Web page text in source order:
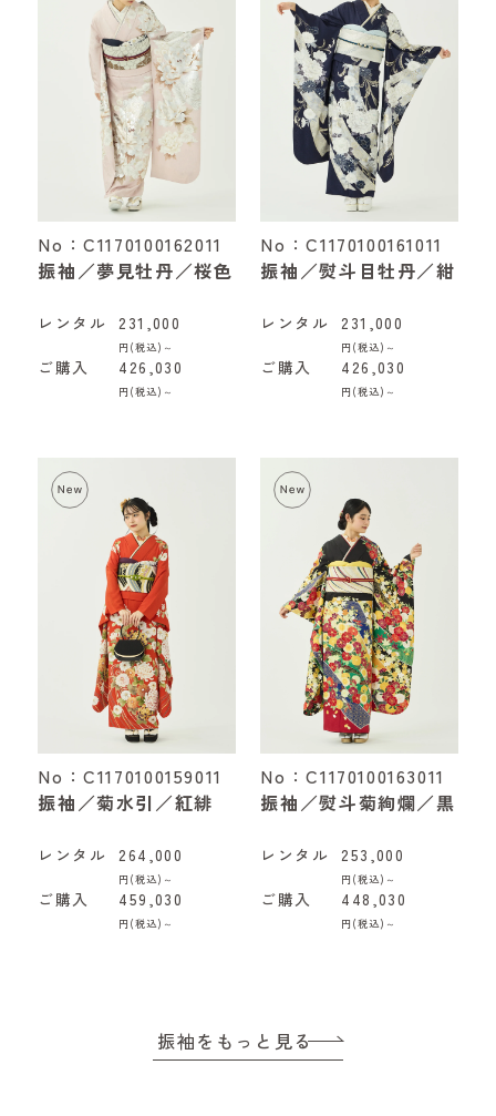
No：C1170100162011
振袖／夢見牡丹／桜色
レンタル 231,000
円(税込)～
ご購入 426,030
円(税込)～
No：C1170100161011
振袖／熨斗目牡丹／紺
レンタル 231,000
円(税込)～
ご購入 426,030
円(税込)～
No：C1170100159011
振袖／菊水引／紅緋
レンタル 264,000
円(税込)～
ご購入 459,030
円(税込)～
No：C1170100163011
振袖／熨斗菊絢爛／黒
レンタル 253,000
円(税込)～
ご購入 448,030
円(税込)～
振袖をもっと見る